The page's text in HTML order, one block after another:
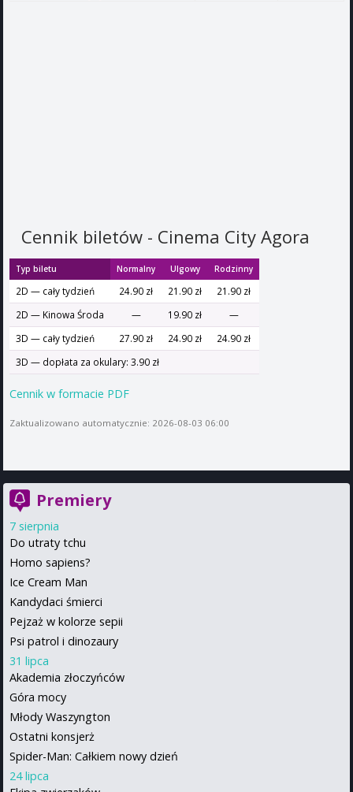
Cennik biletów - Cinema City Agora
Typ biletu Normalny Ulgowy Rodzinny
2D — cały tydzień 24.90 zł 21.90 zł
21.90 zł
2D — Kinowa Środa
— 19.90 zł
—
3D — cały tydzień
27.90 zł 24.90 zł
24.90 zł
3D — dopłata za okulary: 3.90 zł
Cennik w formacie PDF
Zaktualizowano automatycznie: 2026-08-03 06:00
Premiery
7 sierpnia
Do utraty tchu
Homo sapiens?
Ice Cream Man
Kandydaci śmierci
Pejzaż w kolorze sepii
Psi patrol i dinozaury
31 lipca
Akademia złoczyńców
Góra mocy
Młody Waszyngton
Ostatni konsjerż
Spider-Man: Całkiem nowy dzień
24 lipca